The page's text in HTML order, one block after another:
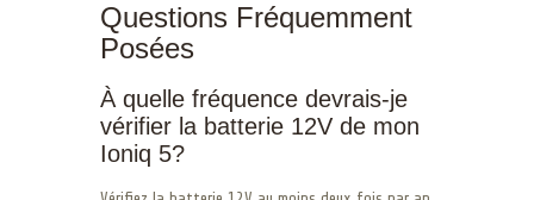
Questions Fréquemment
Posées
À quelle fréquence devrais-je
vérifier la batterie 12V de mon
Ioniq 5?